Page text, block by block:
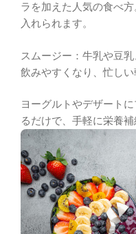
ラを加えた人気の食べ
入れられます。
スムージー：牛乳や豆
飲みやすくなり、忙しい
ヨーグルトやデザート
るだけで、手軽に栄養補